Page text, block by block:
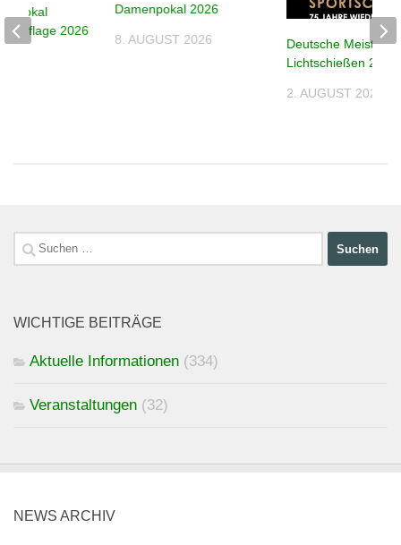
Damenpokal 2026
8. AUGUST 2026
Deutsche
Lichtschießen 2026
2. AUGUST 2026
– Auflage 2026
Suchen
nach:
WICHTIGE BEITRÄGE
Aktuelle Informationen (334)
Veranstaltungen (32)
NEWS ARCHIV